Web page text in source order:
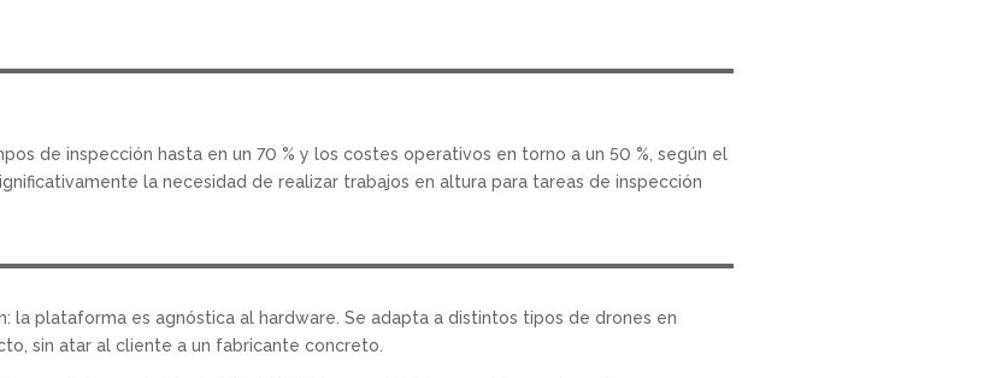
de inspección hasta en un 70 % y los costes operativos en torno a un 50 %, según el
la necesidad de realizar trabajos en altura para tareas de inspección
la plataforma es agnóstica al hardware. Se adapta a distintos tipos de drones en
sin atar al cliente a un fabricante concreto.